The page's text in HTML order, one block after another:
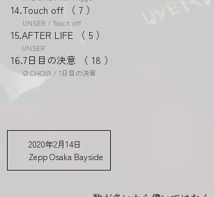
Touch off 7
UNSER / Touch off
AFTER LIFE 5
UNSER
7日目の決意 18
Ø CHOIR / 7日目の決意
2020年2月14日
Zepp Osaka Bayside